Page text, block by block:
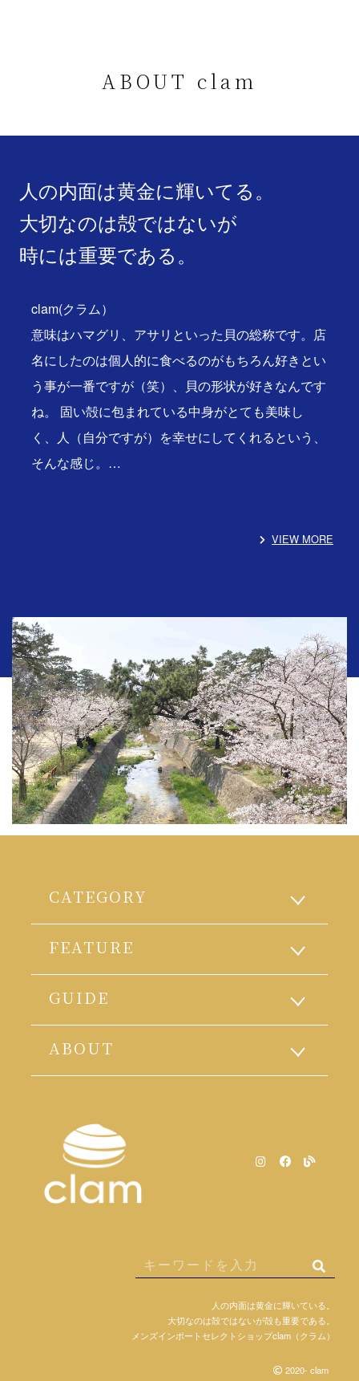
ABOUT clam
人の内面は黄金に輝いてる。
大切なのは殻ではないが
時には重要である。
clam(クラム）
意味はハマグリ、アサリといった貝の総称です。店
名にしたのは個人的に食べるのがもちろん好きとい
う事が一番ですが（笑）、貝の形状が好きなんです
ね。 固い殻に包まれている中身がとても美味し
く、人（自分ですが）を幸せにしてくれるという、
そんな感じ。…
VIEW MORE
CATEGORY
FEATURE
GUIDE
ABOUT
人の内面は黄金に輝いている。
大切なのは殻ではないが殻も重要である。
メンズインポートセレクトショップclam（クラム）
2020- clam